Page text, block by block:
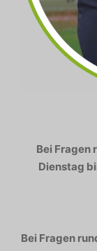
Bei Fragen
Dienstag
Bei Fragen